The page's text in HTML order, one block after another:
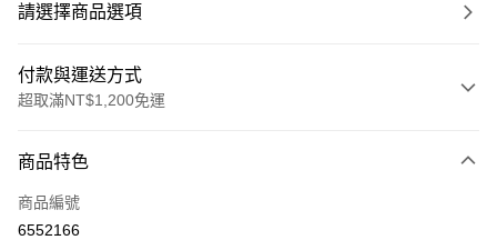
請選擇商品選項
付款與運送方式
超取滿NT$1,200免運
信用卡一次付款
超商取貨付款
商品特色
商品編號
6552166